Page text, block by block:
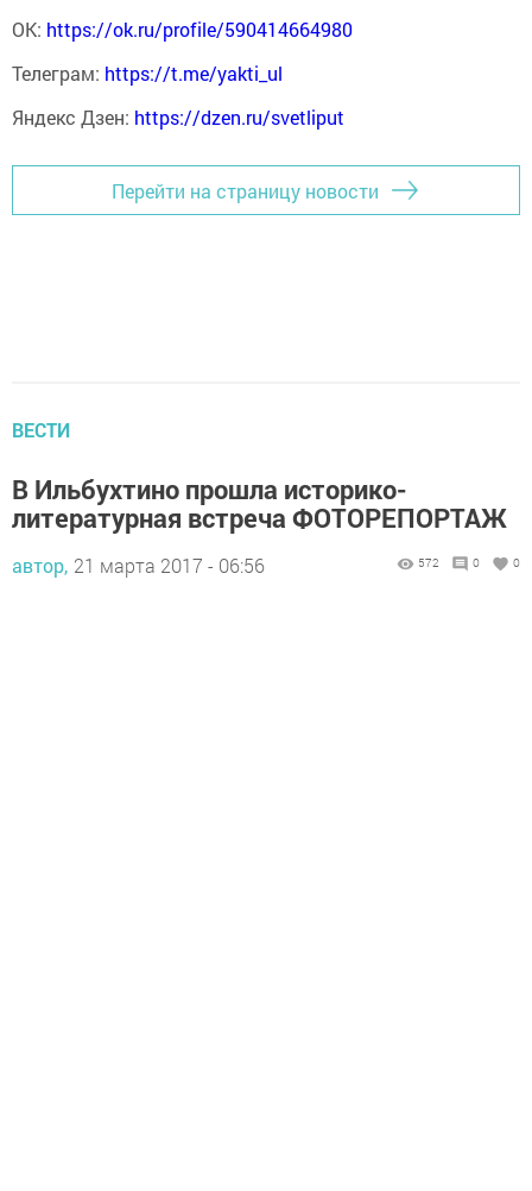
ОК: https://ok.ru/profile/590414664980
Телеграм: https://t.me/yakti_ul
Яндекс Дзен: https://dzen.ru/svetliput
Перейти на страницу новости
ВЕСТИ
В Ильбухтино прошла историко-
литературная встреча ФОТОРЕПОРТАЖ
автор, 21 марта 2017 - 06:56 572 0 0